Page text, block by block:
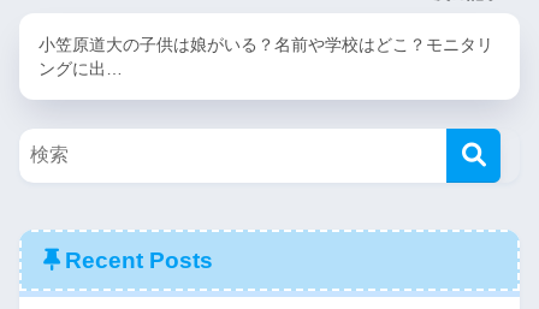
小笠原道大の子供は娘がいる？名前や学校はどこ？モニタリ
ングに出…
Recent Posts